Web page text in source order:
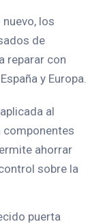
los
de
reparar con
y Europa.
al
componentes
ahorrar
sobre la
puerta